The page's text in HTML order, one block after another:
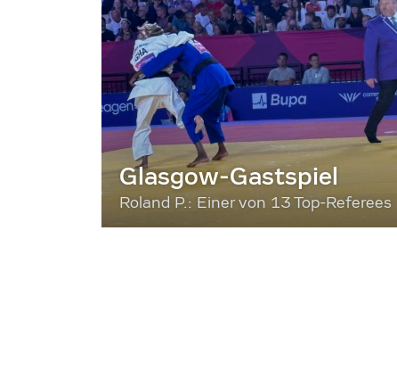
Glasgow-Gastspiel
Roland P.: Einer von 13 Top-Referees